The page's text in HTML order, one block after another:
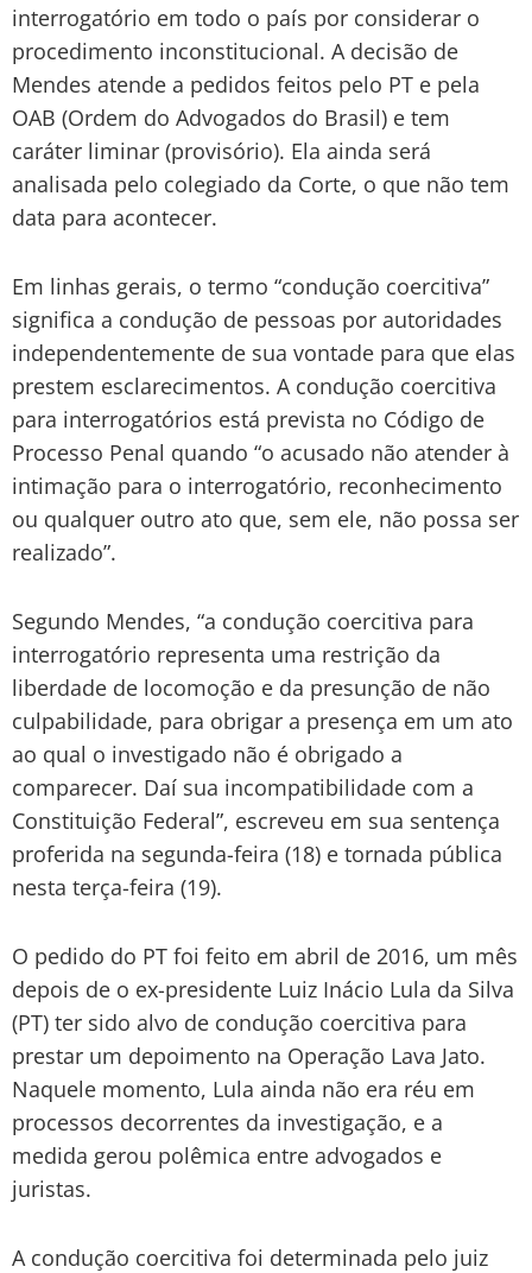
interrogatório em todo o país por considerar o
procedimento inconstitucional. A decisão de
Mendes atende a pedidos feitos pelo PT e pela
OAB (Ordem do Advogados do Brasil) e tem
caráter liminar (provisório). Ela ainda será
analisada pelo colegiado da Corte, o que não tem
data para acontecer.
Em linhas gerais, o termo “condução coercitiva”
significa a condução de pessoas por autoridades
independentemente de sua vontade para que elas
prestem esclarecimentos. A condução coercitiva
para interrogatórios está prevista no Código de
Processo Penal quando “o acusado não atender à
intimação para o interrogatório, reconhecimento
ou qualquer outro ato que, sem ele, não possa ser
realizado”.
Segundo Mendes, “a condução coercitiva para
interrogatório representa uma restrição da
liberdade de locomoção e da presunção de não
culpabilidade, para obrigar a presença em um ato
ao qual o investigado não é obrigado a
comparecer. Daí sua incompatibilidade com a
Constituição Federal”, escreveu em sua sentença
proferida na segunda-feira (18) e tornada pública
nesta terça-feira (19).
O pedido do PT foi feito em abril de 2016, um mês
depois de o ex-presidente Luiz Inácio Lula da Silva
(PT) ter sido alvo de condução coercitiva para
prestar um depoimento na Operação Lava Jato.
Naquele momento, Lula ainda não era réu em
processos decorrentes da investigação, e a
medida gerou polêmica entre advogados e
juristas.
A condução coercitiva foi determinada pelo juiz